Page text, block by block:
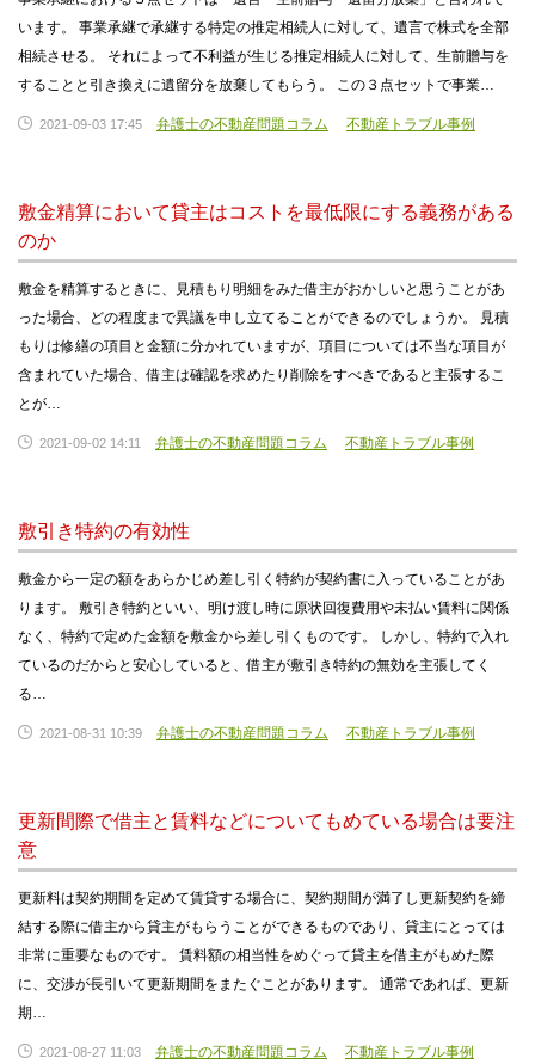
います。 事業承継で承継する特定の推定相続人に対して、遺言で株式を全部
相続させる。 それによって不利益が生じる推定相続人に対して、生前贈与を
することと引き換えに遺留分を放棄してもらう。 この３点セットで事業…
2021-09-03 17:45 弁護士の不動産問題コラム 不動産トラブル事例
敷金精算において貸主はコストを最低限にする義務がある
のか
敷金を精算するときに、見積もり明細をみた借主がおかしいと思うことがあ
った場合、どの程度まで異議を申し立てることができるのでしょうか。 見積
もりは修繕の項目と金額に分かれていますが、項目については不当な項目が
含まれていた場合、借主は確認を求めたり削除をすべきであると主張するこ
とが…
2021-09-02 14:11 弁護士の不動産問題コラム 不動産トラブル事例
敷引き特約の有効性
敷金から一定の額をあらかじめ差し引く特約が契約書に入っていることがあ
ります。 敷引き特約といい、明け渡し時に原状回復費用や未払い賃料に関係
なく、特約で定めた金額を敷金から差し引くものです。 しかし、特約で入れ
ているのだからと安心していると、借主が敷引き特約の無効を主張してく
る…
2021-08-31 10:39 弁護士の不動産問題コラム 不動産トラブル事例
更新間際で借主と賃料などについてもめている場合は要注
意
更新料は契約期間を定めて賃貸する場合に、契約期間が満了し更新契約を締
結する際に借主から貸主がもらうことができるものであり、貸主にとっては
非常に重要なものです。 賃料額の相当性をめぐって貸主を借主がもめた際
に、交渉が長引いて更新期間をまたぐことがあります。 通常であれば、更新
期…
2021-08-27 11:03 弁護士の不動産問題コラム 不動産トラブル事例